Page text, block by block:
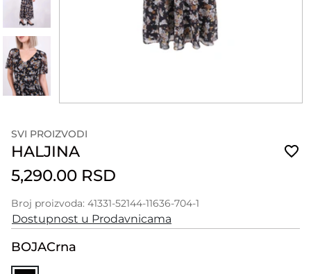
SVI PROIZVODI
HALJINA
5,290.00 RSD
Broj proizvoda: 41331-52144-11636-704-1
Dostupnost u Prodavnicama
BOJACrna